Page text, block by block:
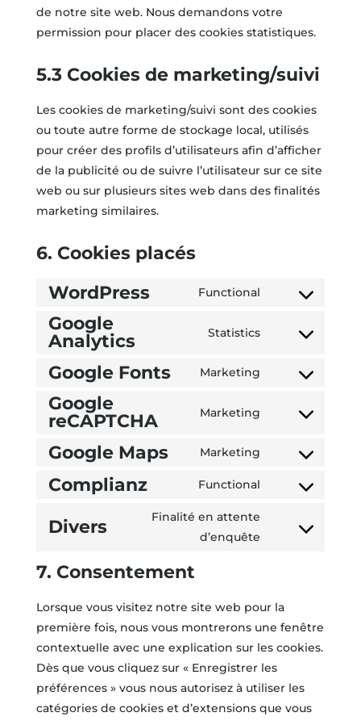
de notre site web. Nous demandons votre
permission pour placer des cookies statistiques.
5.3 Cookies de marketing/suivi
Les cookies de marketing/suivi sont des cookies
ou toute autre forme de stockage local, utilisés
pour créer des profils d’utilisateurs afin d’afficher
de la publicité ou de suivre l’utilisateur sur ce site
web ou sur plusieurs sites web dans des finalités
marketing similaires.
6. Cookies placés
WordPress
Functional
Consent
service
Google
Analytics
Statistics
Consent
service
analytics
Google Fonts Marketing
Consent
service
Google
reCAPTCHA
Marketing
Consent
service
google-
Google Maps Marketing
Consent
google-
Complianz Functional
Consent
service
Divers
Finalité en attente
d’enquête
Consent
7. Consentement
Lorsque vous visitez notre site web pour la
première fois, nous vous montrerons une fenêtre
contextuelle avec une explication sur les cookies.
Dès que vous cliquez sur « Enregistrer les
préférences » vous nous autorisez à utiliser les
catégories de cookies et d’extensions que vous